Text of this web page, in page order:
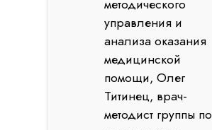
методического
управления и
анализа оказания
медицинской
помощи, Олег
Титинец, врач-
методист группы по